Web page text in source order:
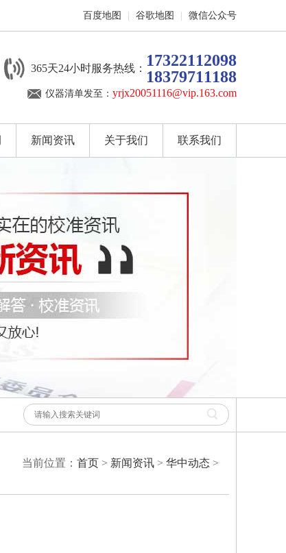
百度地图 谷歌地图 微信公众号
365天24小时服务热线： 17322112098
18379711188
仪器清单发至： yrjx20051116@vip.163.com
新闻资讯 关于我们 联系我们
当前位置： 首页 > 新闻资讯 > 华中动态 >